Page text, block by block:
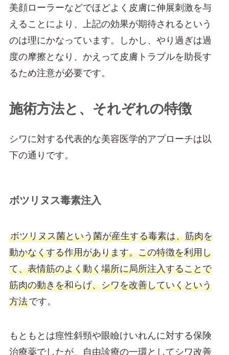
美顔ローラーなどでほどよく皮膚に伸展刺激を与
えることにより、上記の効果が期待されるという
のは理にかなっています。しかし、やり過ぎは過
度の摩擦となり、かえって皮膚トラブルを助長す
るため注意が必要です。
施術方法と、それぞれの特徴
シワに対する代表的な美容医学的アプローチは以
下の通りです。
ボツリヌス毒素注入
ボツリヌス菌という菌が産生する毒素は、筋肉を
動かなくする作用があります。この特徴を利用し
て、表情筋のよく動く場所に局所注入することで
筋肉の動きを和らげ、シワを改善していくという
方法です。
もともとは痙性斜頸や眼瞼けいれんに対する保険
治療薬でしたが、自由診療の一環としてシワ改善